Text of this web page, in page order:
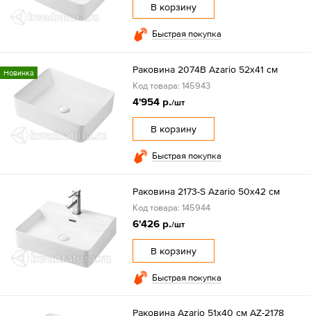
В корзину
Быстрая покупка
Новинка Раковина 2074B Azario 52x41 см
Код товара: 145943
4'954 р./шт
В корзину
Быстрая покупка
Раковина 2173-S Azario 50x42 см
Код товара: 145944
6'426 р./шт
В корзину
Быстрая покупка
Раковина Azario 51x40 см AZ-2178